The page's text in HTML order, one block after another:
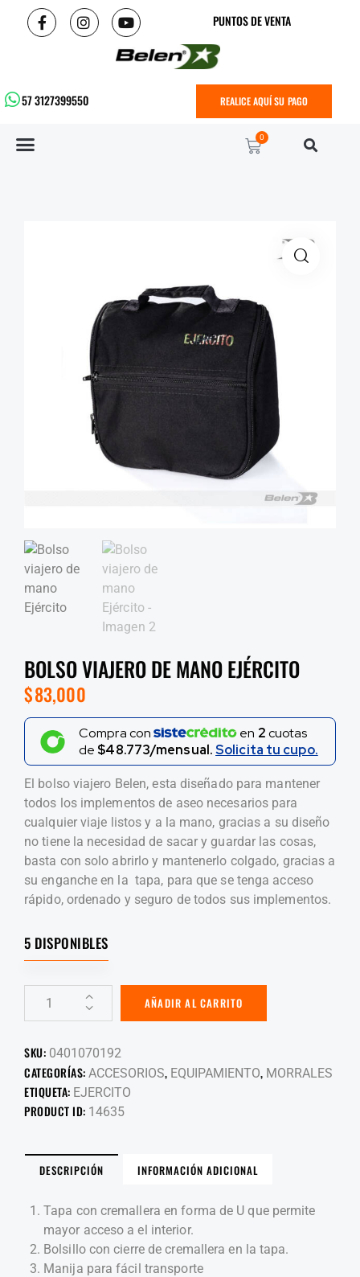
PUNTOS DE VENTA
57 3127399550 REALICE AQUÍ SU PAGO
0
BOLSO VIAJERO DE MANO EJÉRCITO
$83,000
Compra con en 2cuotas
de $48.773/mensual.Solicita tu cupo.
El bolso viajero Belen, esta diseñado para mantener
todos los implementos de aseo necesarios para
cualquier viaje listos y a la mano, gracias a su diseño
no tiene la necesidad de sacar y guardar las cosas,
basta con solo abrirlo y mantenerlo colgado, gracias a
su enganche en la tapa, para que se tenga acceso
rápido, ordenado y seguro de todos sus implementos.
5 DISPONIBLES
AÑADIR AL CARRITO
SKU: 0401070192
CATEGORÍAS: ACCESORIOS, EQUIPAMIENTO, MORRALES
ETIQUETA: EJERCITO
PRODUCT ID: 14635
DESCRIPCIÓN INFORMACIÓN ADICIONAL
Tapa con cremallera en forma de U que permite
mayor acceso a el interior.
Bolsillo con cierre de cremallera en la tapa.
Manija para fácil transporte